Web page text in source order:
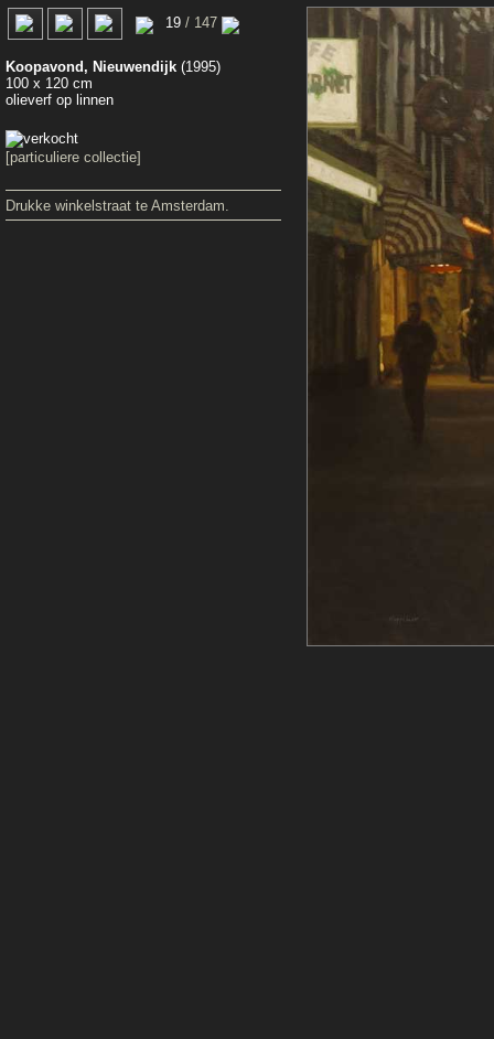
19 / 147
Koopavond, Nieuwendijk (1995)
100 x 120 cm
olieverf op linnen
[particuliere collectie]
Drukke winkelstraat te Amsterdam.